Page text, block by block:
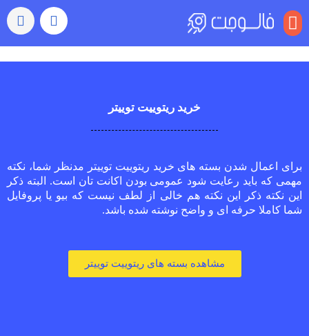
منو
خرید ریتوییت توییتر
برای اعمال شدن بسته های خرید ریتوییت توییتر مدنظر شما، نکته
مهمی که باید رعایت شود عمومی بودن اکانت تان است. البته ذکر
این نکته ذکر این نکته هم خالی از لطف نیست که بیو یا پروفایل
شما کاملا حرفه ای و واضح نوشته شده باشد.
مشاهده بسته های ریتوییت توییتر